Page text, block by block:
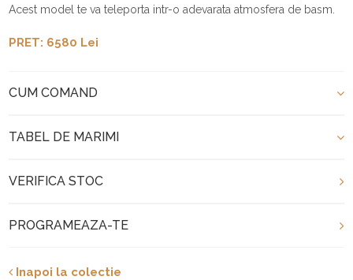
Acest model te va teleporta intr-o adevarata atmosfera de basm.
PRET: 6580 Lei
CUM COMAND
TABEL DE MARIMI
VERIFICA STOC
PROGRAMEAZA-TE
Inapoi la colectie